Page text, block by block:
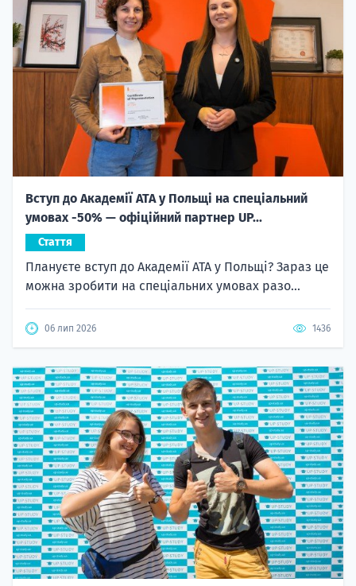
Вступ до Академії ATA у Польщі на спеціальний
умовах -50% — офіційний партнер UP...
Стаття
Плануєте вступ до Академії ATA у Польщі? Зараз це
можна зробити на спеціальних умовах разо...
06 лип 2026 1436